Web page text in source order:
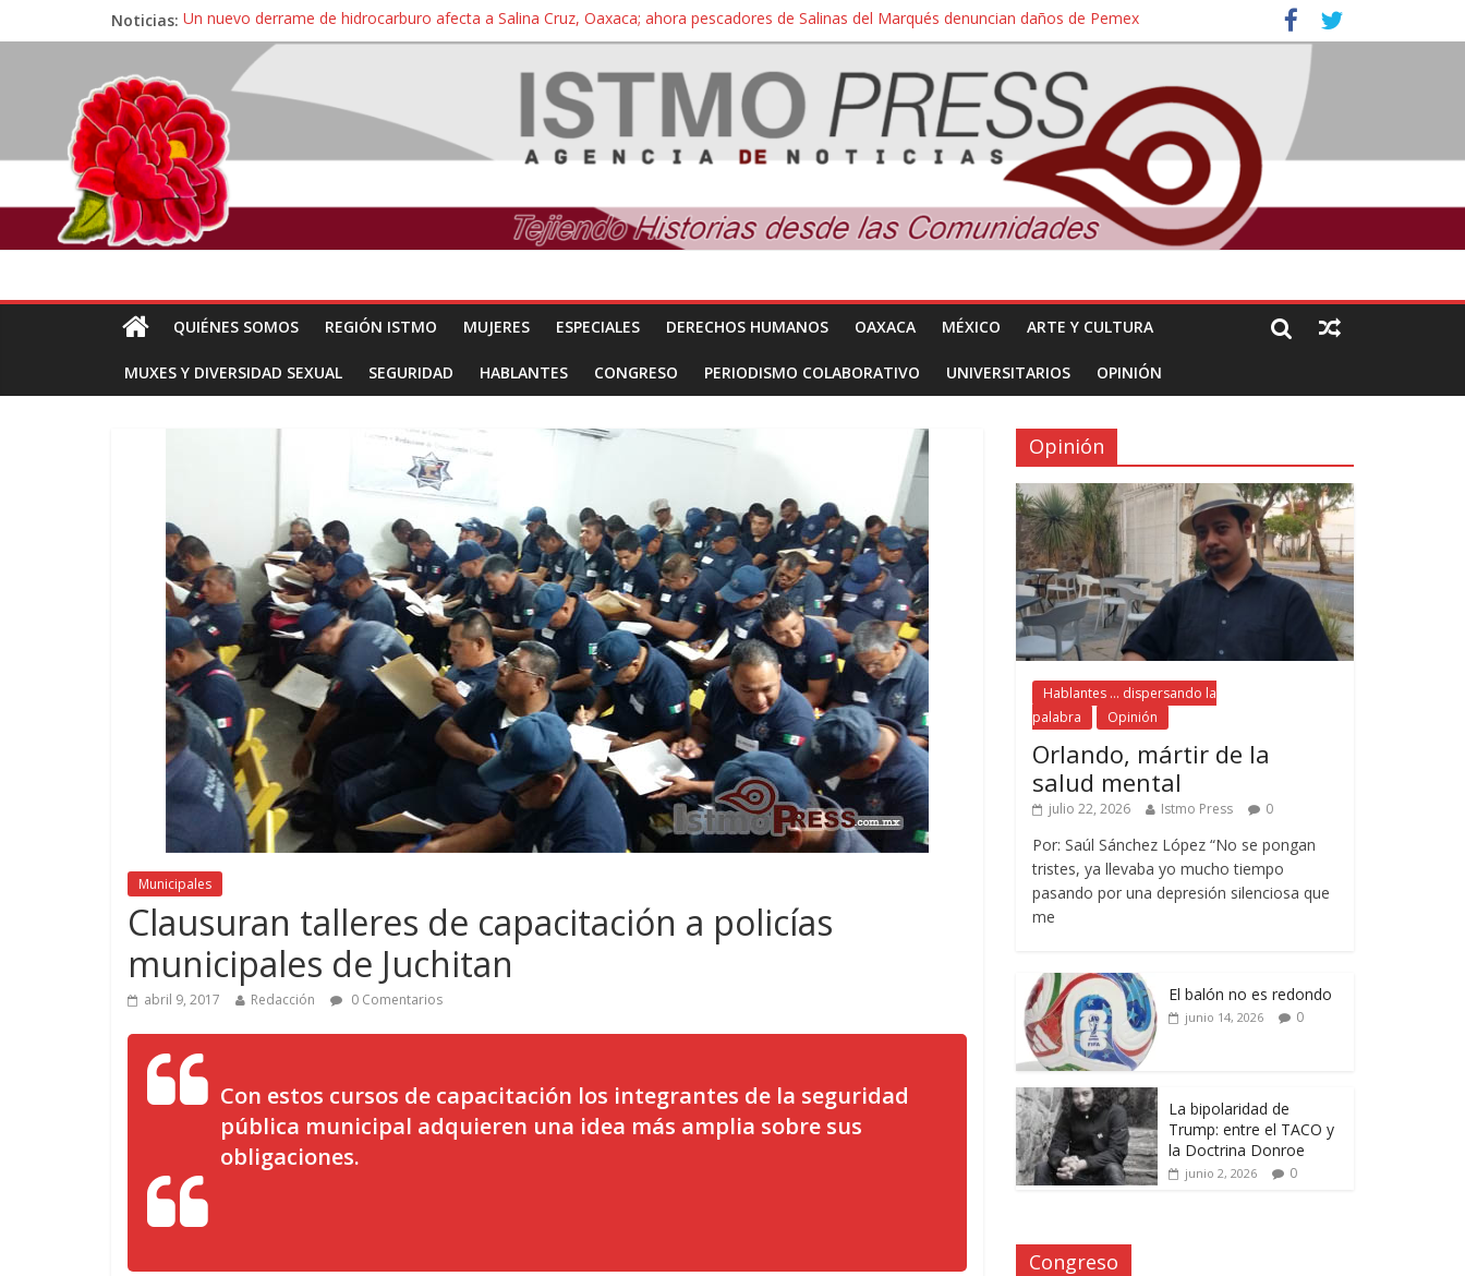
Noticias: Un nuevo derrame de hidrocarburo afecta a Salina Cruz, Oaxaca; ahora pescadores de Salinas del Marqués denuncian daños de Pemex
Ángel, el joven autista expulsado por la Universidad Bienestar de Ixtepec, Oaxaca vuelve a las aulas tras amparo
Familiares de periodista Alejandro Leyva se reúnen con titular de la SEGOB y exigen detener a los autores materiales e intelectuales de su asesinato
Alertan pescadores de Juchitán, Oaxaca de nuevo despojo de su territorio para construir un parque eólico
Pescadores y comuneros ikoots detienen la extracción ilegal de material pétreo de gravera Oyamel
QUIÉNES SOMOS REGIÓN ISTMO MUJERES ESPECIALES DERECHOS HUMANOS OAXACA MÉXICO ARTE Y CULTURA
MUXES Y DIVERSIDAD SEXUAL SEGURIDAD HABLANTES CONGRESO PERIODISMO COLABORATIVO UNIVERSITARIOS OPINIÓN
Municipales
Clausuran talleres de capacitación a policías
municipales de Juchitan
abril 9, 2017 Redacción 0 Comentarios
Con estos cursos de capacitación los integrantes de la seguridad
pública municipal adquieren una idea más amplia sobre sus
obligaciones.
Opinión
Hablantes ... dispersando la
palabra
Opinión
Orlando, mártir de la
salud mental
julio 22, 2026 Istmo Press 0
Por: Saúl Sánchez López “No se pongan
tristes, ya llevaba yo mucho tiempo
pasando por una depresión silenciosa que
me
El balón no es redondo
junio 14, 2026 0
La bipolaridad de
Trump: entre el TACO y
la Doctrina Donroe
junio 2, 2026 0
Congreso